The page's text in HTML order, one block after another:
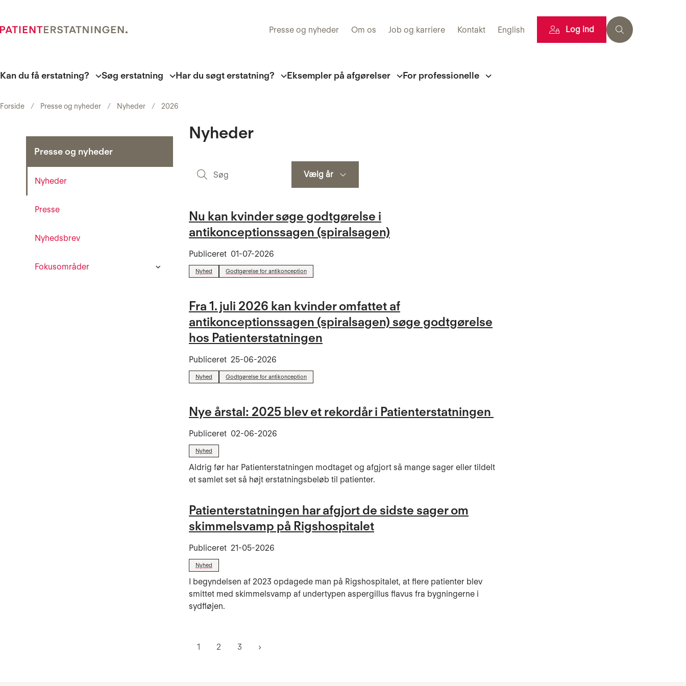
Presse og nyheder Om os Job og karriere Kontakt English Log ind
Kan du få erstatning? Søg erstatning Har du søgt erstatning? Eksempler på afgørelser For professionelle
Forside Presse og nyheder Nyheder 2026
Presse og nyheder
Nyheder
Presse
Nyhedsbrev
Fokusområder
Nyheder
Vælg år
Nu kan kvinder søge godtgørelse i
antikonceptionssagen (spiralsagen)
Publiceret 01-07-2026
Nyhed Godtgørelse for antikonception
Fra 1. juli 2026 kan kvinder omfattet af
antikonceptionssagen (spiralsagen) søge godtgørelse
hos Patienterstatningen
Publiceret 25-06-2026
Nyhed Godtgørelse for antikonception
Nye årstal: 2025 blev et rekordår i Patienterstatningen
Publiceret 02-06-2026
Nyhed
Aldrig før har Patienterstatningen modtaget og afgjort så mange sager eller tildelt
et samlet set så højt erstatningsbeløb til patienter.
Patienterstatningen har afgjort de sidste sager om
skimmelsvamp på Rigshospitalet
Publiceret 21-05-2026
Nyhed
I begyndelsen af 2023 opdagede man på Rigshospitalet, at flere patienter blev
smittet med skimmelsvamp af undertypen aspergillus flavus fra bygningerne i
sydfløjen.
1 2 3